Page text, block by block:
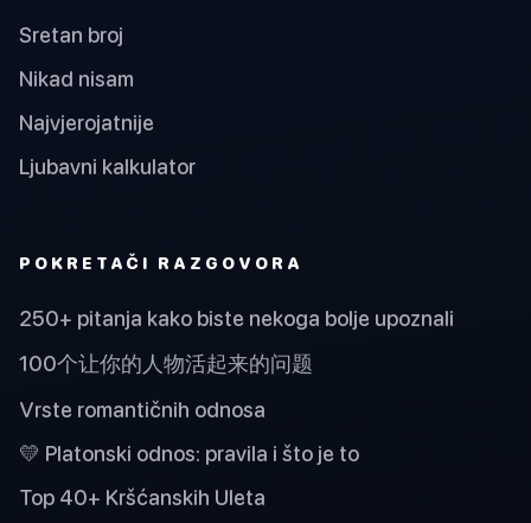
Sretan broj
Nikad nisam
Najvjerojatnije
Ljubavni kalkulator
POKRETAČI RAZGOVORA
250+ pitanja kako biste nekoga bolje upoznali
100个让你的人物活起来的问题
Vrste romantičnih odnosa
💛 Platonski odnos: pravila i što je to
Top 40+ Kršćanskih Uleta